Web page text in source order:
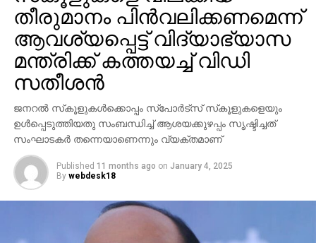
തീരുമാനം പിന്‍വലിക്കണമെന്ന്
ആവശ്യപ്പെട്ട് വിദ്യാഭ്യാസ
മന്ത്രിക്ക് കത്തയച്ച് വിഡി
സതീശന്‍
ജനറല്‍ സ്‌കൂളുകള്‍ക്കൊപ്പം സ്‌പോര്‍ട്‌സ് സ്‌കൂളുകളെയും
ഉള്‍പ്പെടുത്തിയതു സംബന്ധിച്ച് ആശയക്കുഴപ്പം സൃഷ്ടിച്ചത്
സംഘാടകര്‍ തന്നെയാണെന്നും വ്യക്തമാണ്
Published 11 months ago on January 4, 2025
By webdesk18